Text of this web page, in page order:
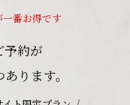
番お得です
予約が
ります。